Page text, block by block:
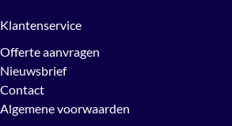
Klantenservice
Offerte aanvragen
Nieuwsbrief
Contact
Algemene voorwaarden